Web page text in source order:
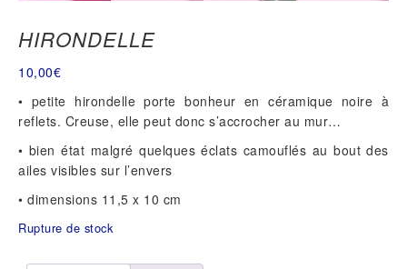
HIRONDELLE
10,00€
• petite hirondelle porte bonheur en céramique noire à
reflets. Creuse, elle peut donc s’accrocher au mur…
• bien état malgré quelques éclats camouflés au bout des
ailes visibles sur l’envers
• dimensions 11,5 x 10 cm
Rupture de stock